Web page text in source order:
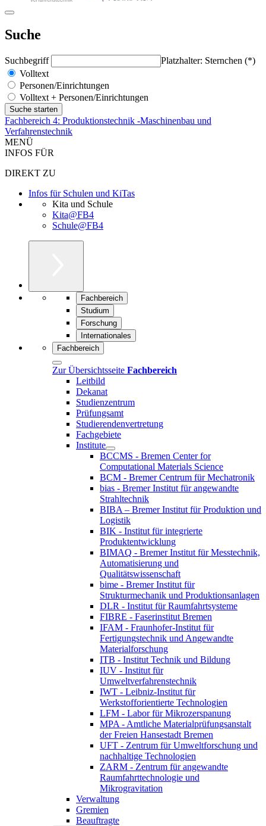
Suche
Suchbegriff
Platzhalter: Sternchen (*)
Volltext
Personen/Einrichtungen
Volltext + Personen/Einrichtungen
Fachbereich 4: Produktionstechnik -Maschinenbau und
Verfahrenstechnik
MENÜ
INFOS FÜR
DIREKT ZU
Infos für Schulen und KiTas
Kita und Schule
Kita@FB4
Schule@FB4
Fachbereich
Studium
Forschung
Internationales
Fachbereich
Zur Übersichtsseite Fachbereich
Leitbild
Dekanat
Studienzentrum
Prüfungsamt
Studierendenvertretung
Fachgebiete
Institute
BCCMS - Bremen Center for
Computational Materials Science
BCM - Bremer Centrum für Mechatronik
bias - Bremer Institut für angewandte
Strahltechnik
BIBA – Bremer Institut für Produktion und
Logistik
BIK - Institut für integrierte
Produktentwicklung
BIMAQ - Bremer Institut für Messtechnik,
Automatisierung und
Qualitätswissenschaft
bime - Bremer Institut für
Strukturmechanik und Produktionsanlagen
DLR - Institut für Raumfahrtsysteme
FIBRE - Faserinstitut Bremen
IFAM - Fraunhofer-Institut für
Fertigungstechnik und Angewandte
Materialforschung
ITB - Institut Technik und Bildung
IUV - Institut für
Umweltverfahrenstechnik
IWT - Leibniz-Institut für
Werkstofforientierte Technologien
LFM - Labor für Mikrozerspanung
MPA - Amtliche Materialprüfungsanstalt
der Freien Hansestadt Bremen
UFT - Zentrum für Umweltforschung und
nachhaltige Technologien
ZARM - Zentrum für angewandte
Raumfahrttechnologie und
Mikrogravitation
Verwaltung
Gremien
Beauftragte